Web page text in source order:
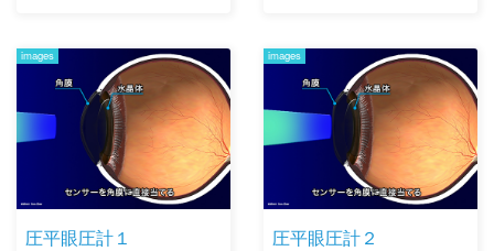
images
圧平眼圧計１
images
圧平眼圧計２